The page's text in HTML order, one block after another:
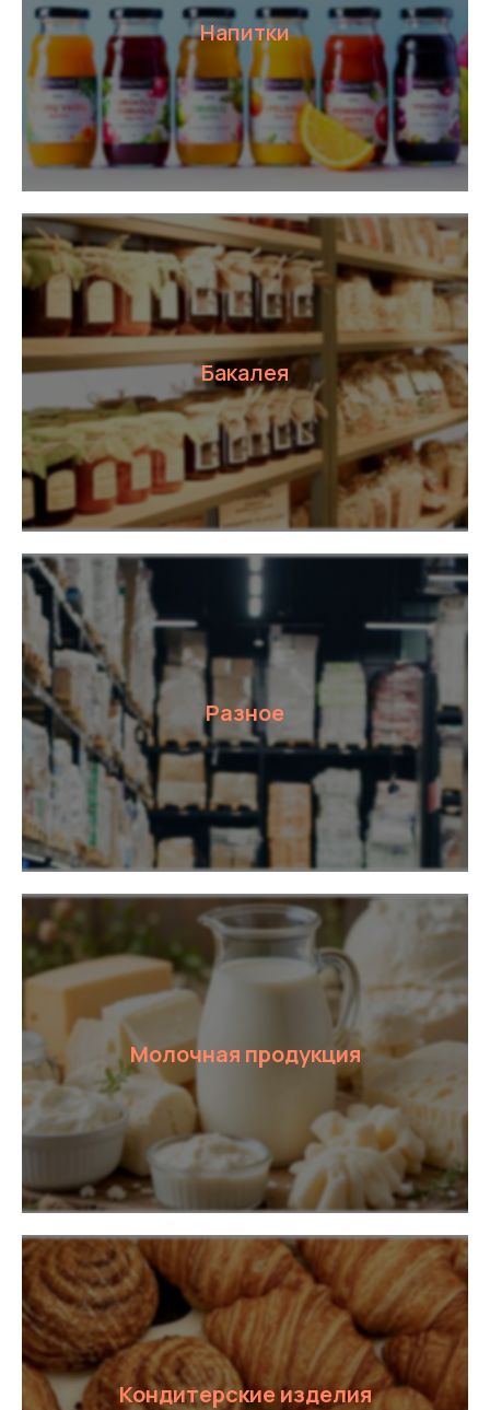
Напитки
Бакалея
Разное
Молочная продукция
Кондитерские изделия
Аренда площадей
Оставить заявку
Рекламные
возможности
Оставить заявку
© 2024-2025. ТРЦ «ЖАР-
ПТИЦА»
Договор оферты
Политика конфиденциальности
Сайт разработан в M2B